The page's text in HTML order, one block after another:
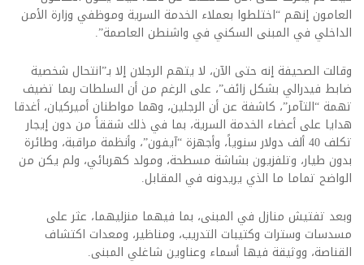
العامون إنهم “اختلطوا بعملاء الخدمة السرية وموظفي وزارة الأمن
الداخلي في المبنى السكني في واشنطن العاصمة”.
وقالت الصحيفة إنه حتى الآن، لا يتهم الرجلان إلا بـ”انتحال شخصية
ضابط فيدرالي بشكل زائف”، على الرغم من أن السلطات ربما تضيف
تهمة “التآمر”، كاشفة عن أن الرجلين، وهما مواطنان أميركيان، أغدقا
هدايا على أعضاء الخدمة السرية، بما في ذلك شققاً من دون إيجار
تكلف 40 ألف دولار سنوياً، وأجهزة “آيفون”، وأنظمة مراقبة، وطائرة
بدون طيار، وتلفزيون بشاشة مسطحة، ومولد كهربائي، ولم يكن من
الواضح تماما ما الذي يريدونه في المقابل.
وبعد تفتيش منازل في المبنى، بما فيهما منزليهما، عثر على
مسدسات وسترات وكتيبات التدريب، ومناظير، ومعدات اكتشاف
القناصة، ووثيقة فيها أسماء وعناوين شاغلي المبنى.